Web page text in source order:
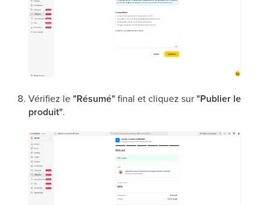
Vérifiez le"Résumé"final et cliquez sur"Publier le
produit".